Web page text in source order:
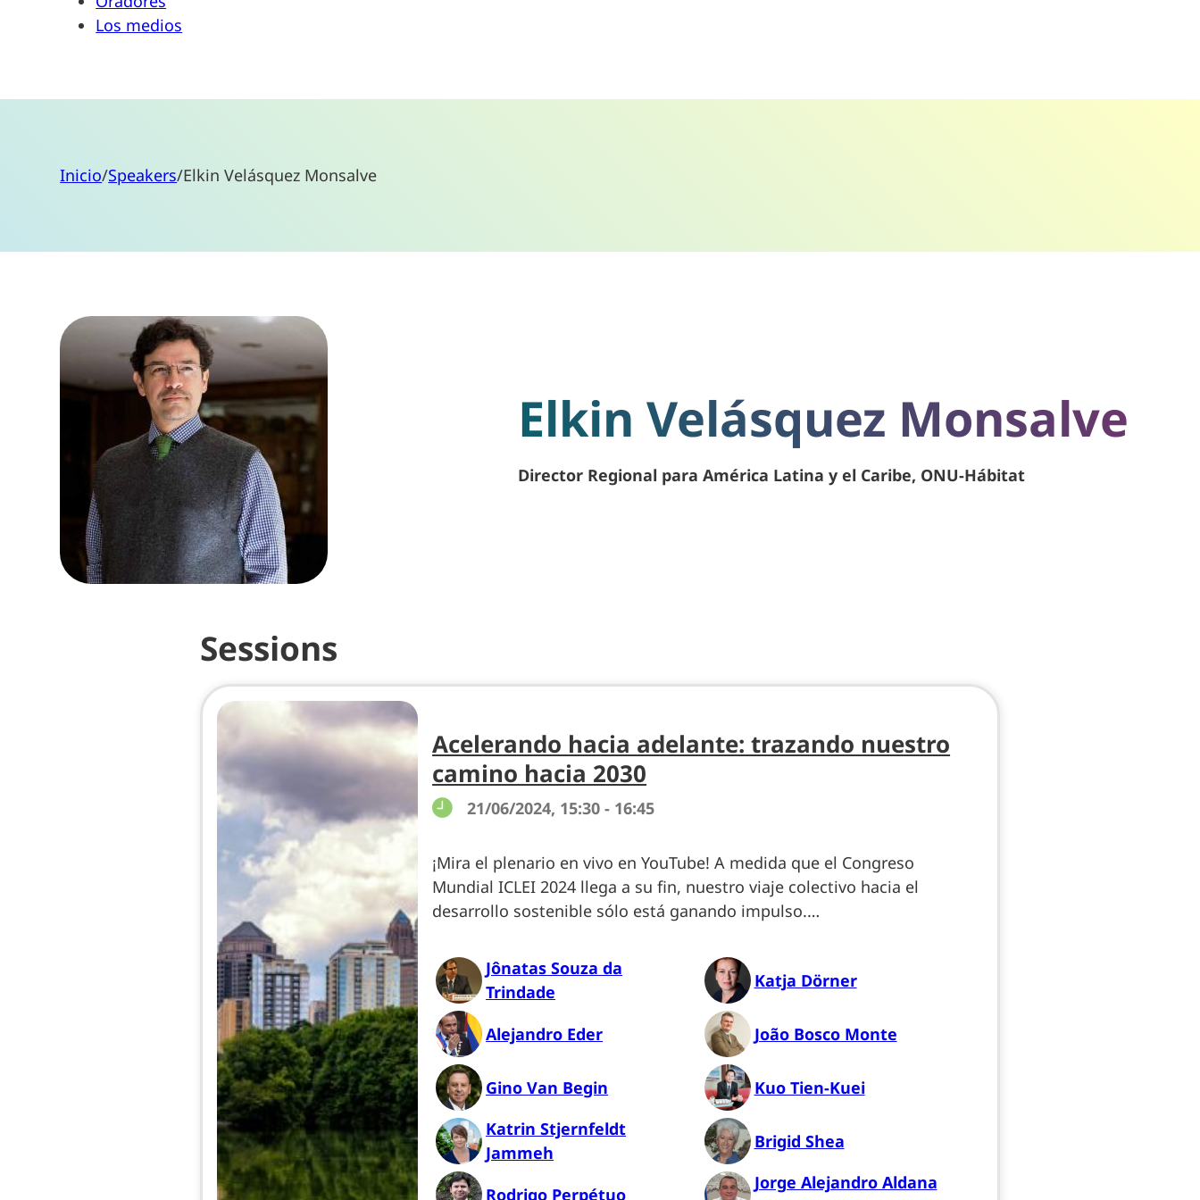
Los medios
Inicio/Speakers/Elkin Velásquez Monsalve
Elkin Velásquez Monsalve
Director Regional para América Latina y el Caribe, ONU-Hábitat
Sessions
Acelerando hacia adelante: trazando nuestro
camino hacia 2030
21/06/2024, 15:30 - 16:45
¡Mira el plenario en vivo en YouTube! A medida que el Congreso
Mundial ICLEI 2024 llega a su fin, nuestro viaje colectivo hacia el
desarrollo sostenible sólo está ganando impulso.…
Jônatas Souza da
Trindade
Katja Dörner
Alejandro Eder João Bosco Monte
Gino Van Begin
Kuo Tien-Kuei
Katrin Stjernfeldt
Jammeh
Brigid Shea
Rodrigo Perpétuo
Jorge Alejandro Aldana